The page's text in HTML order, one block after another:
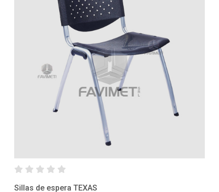
Sillas de espera TEXAS